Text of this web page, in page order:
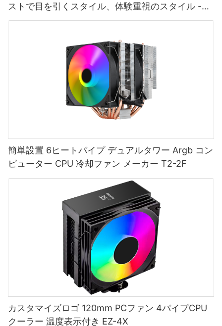
ストで目を引くスタイル、体験重視のスタイル -
1765445095337146
簡単設置 6ヒートパイプ デュアルタワー Argb コン
ピューター CPU 冷却ファン メーカー T2-2F
カスタマイズロゴ 120mm PCファン 4パイプCPU
クーラー 温度表示付き EZ-4X